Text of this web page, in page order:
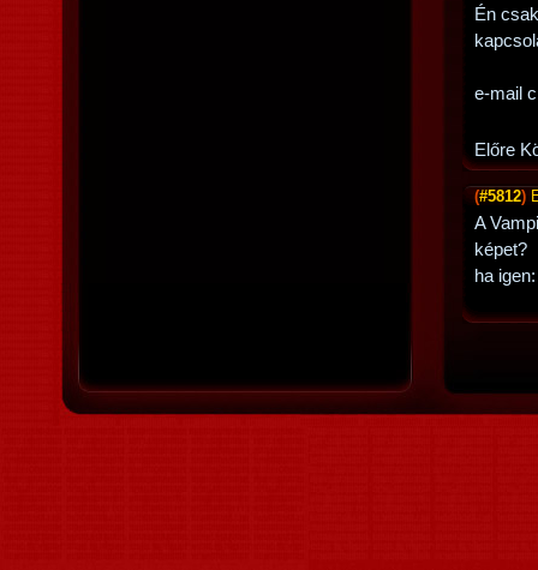
Én
e-mail
Előre
(#5812)
A
képet?
ha